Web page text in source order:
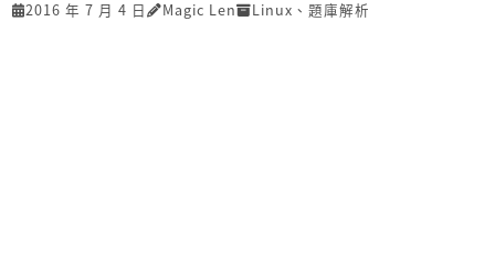
2016 年 7 月 4 日 Magic Len Linux 、 題庫解析